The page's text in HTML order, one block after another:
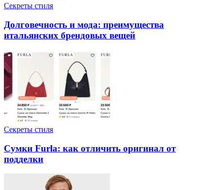
Секреты стиля
Долговечность и мода: преимущества
итальянских брендовых вещей
Секреты стиля
Сумки Furla: как отличить оригинал от
подделки